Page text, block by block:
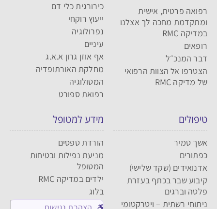
רפואה פרטית, אישית
ומתקדמת מחכה לך אצלנו
במדיקה RMC
רופאים
דבר המנכ״ל
הצטרפו אל הצוות הרפואי
של מדיקה RMC
כירורגית כלי דם
ייעוץ רוקחי
נפרולוגיה
עיניים
אף אוזן גרון א.א.ג
מחלקת האורתופדיה
המטולוגיה
רפואת ספורט
טיפולים
אשך טמיר
כפתורים
אדנואידים (שקד שלישי)
קיבוע שבר בכתף בעזרת
פלטה וברגים
ניתוחי רשתית – ויטרקטומי
מידע למטופל
הורדת טפסים
מניעת נפילות ובטיחות
המטופל
ילדים במדיקה RMC
בלוג